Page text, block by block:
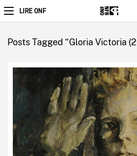
LIRE ONF
Posts Tagged “Gloria Victoria